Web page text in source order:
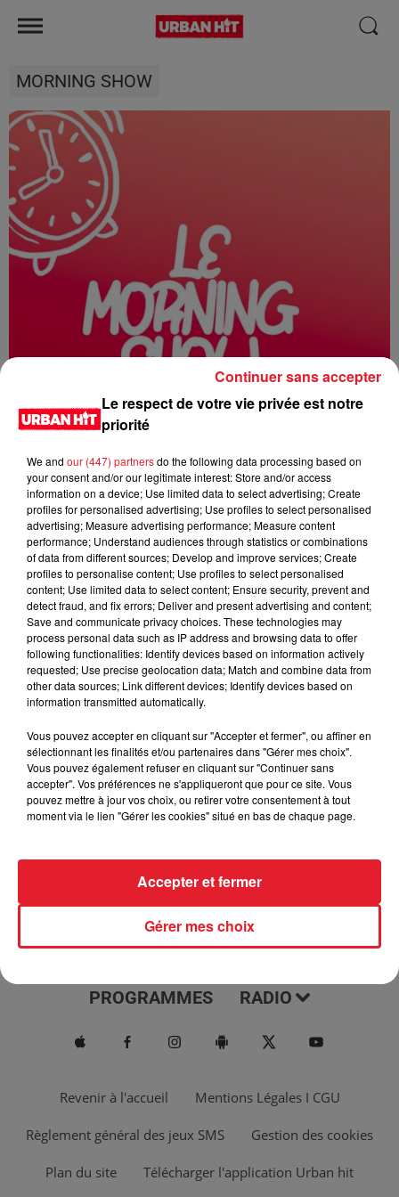
MORNING SHOW
0:00 2 min 43 sec
15 novembre 2024 - 2 min 43 sec
MORNING SHOW 09H15 du 15.11.2024
Le Morning Show
ACTUS MUSIQUES
PROGRAMMES RADIO
Revenir à l'accueil Mentions Légales I CGU
Règlement général des jeux SMS Gestion des cookies
Plan du site Télécharger l'application Urban hit
Le respect de votre vie privée est notre
priorité
We and our (447) partnersdo the following data processing based on
your consent and/or our legitimate interest: Store and/or access
information on a device; Use limited data to select advertising; Create
profiles for personalised advertising; Use profiles to select personalised
advertising; Measure advertising performance; Measure content
performance; Understand audiences through statistics or combinations
of data from different sources; Develop and improve services; Create
profiles to personalise content; Use profiles to select personalised
content; Use limited data to select content; Ensure security, prevent and
detect fraud, and fix errors; Deliver and present advertising and content;
Save and communicate privacy choices. These technologies may
process personal data such as IP address and browsing data to offer
following functionalities: Identify devices based on information actively
requested; Use precise geolocation data; Match and combine data from
other data sources; Link different devices; Identify devices based on
information transmitted automatically.
Vous pouvez accepter en cliquant sur "Accepter et fermer", ou affiner en
sélectionnant les finalités et/ou partenaires dans "Gérer mes choix".
Vous pouvez également refuser en cliquant sur "Continuer sans
accepter". Vos préférences ne s'appliqueront que pour ce site. Vous
pouvez mettre à jour vos choix, ou retirer votre consentement à tout
moment via le lien "Gérer les cookies" situé en bas de chaque page.
Gérer mes choix
Accepter et fermer
Continuer sans accepter